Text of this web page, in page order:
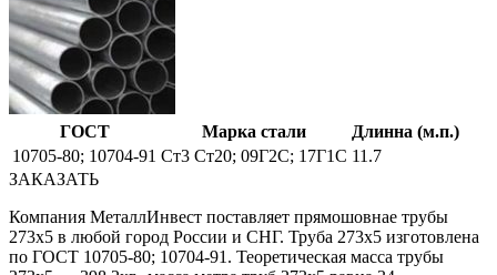
ГОСТ Марка стали
Длинна (м.п.)
10705-80; 10704-91 Ст3 Ст20; 09Г2С; 17Г1С 11.7
ЗАКАЗАТЬ
Компания МеталлИнвест поставляет прямошовнае трубы
273х5 в любой город России и СНГ. Труба 273х5 изготовлена
по ГОСТ 10705-80; 10704-91. Теоретическая масса трубы